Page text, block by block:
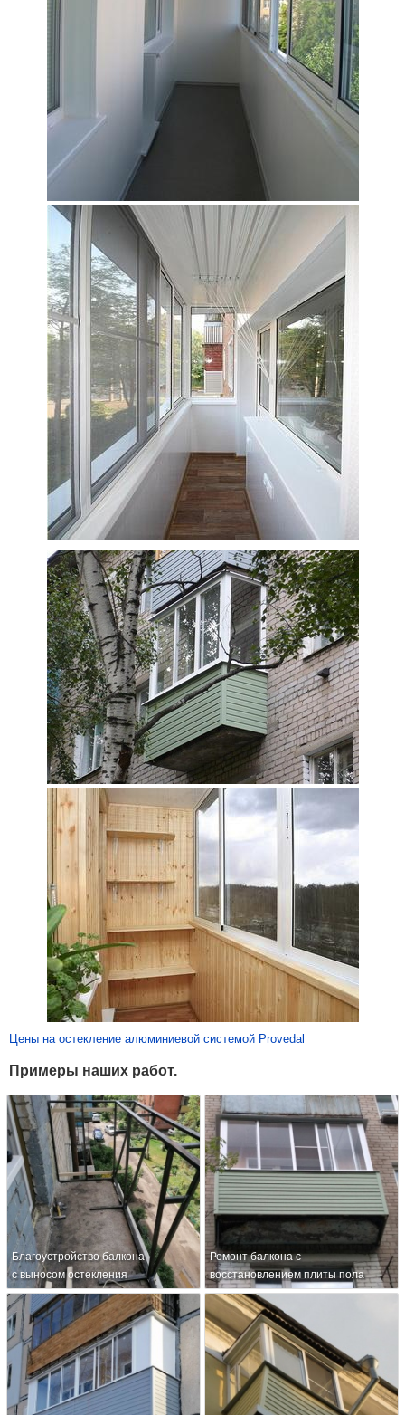
Цены на остекление алюминиевой системой Provedal
Примеры наших работ.
Благоустройство балкона
с выносом остекления
Ремонт балкона с
восстановлением плиты пола